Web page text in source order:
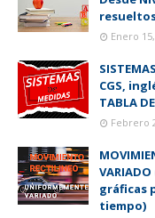
Enero
CGS,
TABLA
Febrero
gráficas
tiempo)